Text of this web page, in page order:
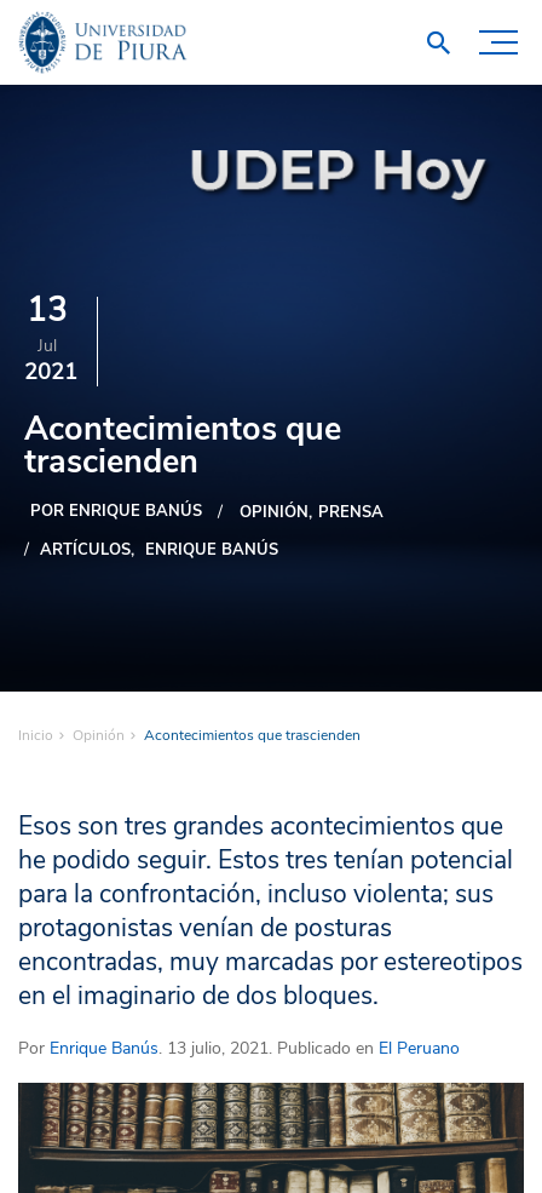
13
Jul
2021
Acontecimientos que
trascienden
POR ENRIQUE BANÚS OPINIÓN PRENSA
ARTÍCULOS
ENRIQUE BANÚS
Inicio Opinión Acontecimientos que trascienden
Esos son tres grandes acontecimientos que
he podido seguir. Estos tres tenían potencial
para la confrontación, incluso violenta; sus
protagonistas venían de posturas
encontradas, muy marcadas por estereotipos
en el imaginario de dos bloques.
Por Enrique Banús. 13 julio, 2021. Publicado en El Peruano